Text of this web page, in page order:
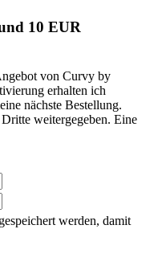
10 EUR
von Curvy by
erhalten ich
nächste Bestellung.
weitergegeben. Eine
werden, damit